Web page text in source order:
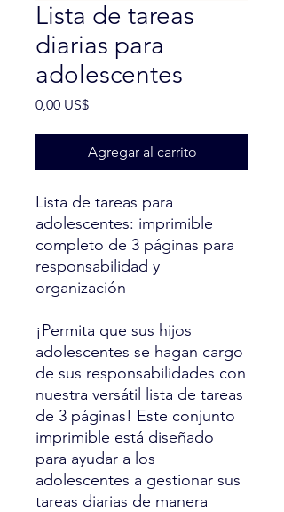
Lista de tareas
diarias para
adolescentes
0,00 US$Precio
Agregar al carrito
Lista de tareas para
adolescentes: imprimible
completo de 3 páginas para
responsabilidad y
organización
¡Permita que sus hijos
adolescentes se hagan cargo
de sus responsabilidades con
nuestra versátil lista de tareas
de 3 páginas! Este conjunto
imprimible está diseñado
para ayudar a los
adolescentes a gestionar sus
tareas diarias de manera